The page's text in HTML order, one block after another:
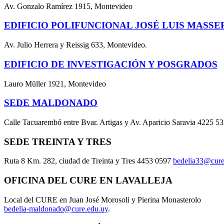
Av. Gonzalo Ramírez 1915, Montevideo
EDIFICIO POLIFUNCIONAL JOSÉ LUIS
Av. Julio Herrera y Reissig 633, Montevideo.
EDIFICIO DE INVESTIGACIÓN Y POSGRADOS
Lauro Müller 1921, Montevideo
SEDE MALDONADO
Calle Tacuarembó entre Bvar. Artigas y Av. Aparicio Saravia 4225
SEDE TREINTA Y TRES
Ruta 8 Km. 282, ciudad de Treinta y Tres 4453 0597
OFICINA DEL CURE EN LAVALLEJA
Local del CURE en Juan José Morosoli y Pierina Monasterolo
bedelia-maldonado@cure.edu.uy.